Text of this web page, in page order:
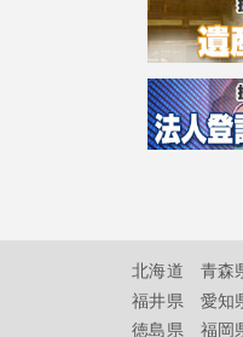
北海道 青森
福井県
愛知
徳島県
福岡